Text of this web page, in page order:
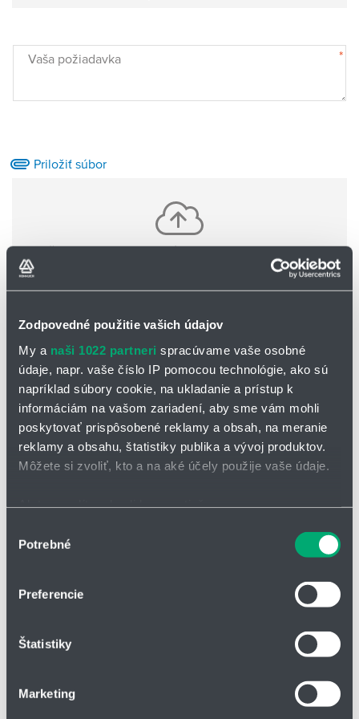
Zodpovedné použitie vašich údajov
My a naši 1022 partneri spracúvame vaše osobné
údaje, napr. vaše číslo IP pomocou technológie, ako sú
napríklad súbory cookie, na ukladanie a prístup k
informáciám na vašom zariadení, aby sme vám mohli
poskytovať prispôsobené reklamy a obsah, na meranie
reklamy a obsahu, štatistiky publika a vývoj produktov.
Môžete si zvoliť, kto a na aké účely použije vaše údaje.
polohe s presnosťou na niekoľko metrov
Viac informácií o tom, ako sa spracúvajú vaše osobné
môžete kedykoľvek zmeniť alebo odvolať cez Vyhlásenie
Na prispôsobenie obsahu a reklám, poskytovanie funkcií
súhlasu
Potrebné
Preferencie
Štatistiky
Marketing
Vaša požiadavka *
Priložiť súbor
Vložte jeden alebo viac súborov pomocou CTRL+shift
Základné informácie o Vás:
Meno a priezvisko
Adresa
Telefón